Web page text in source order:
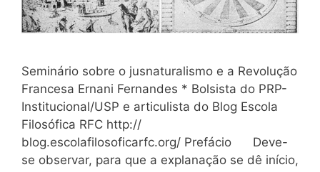
Seminário sobre o jusnaturalismo e a Revolução
Francesa Ernani Fernandes * Bolsista do PRP-
Institucional/USP e articulista do Blog Escola
Filosófica RFC http://
blog.escolafilosoficarfc.org/ Prefácio Deve-
se observar, para que a explanação se dê início,